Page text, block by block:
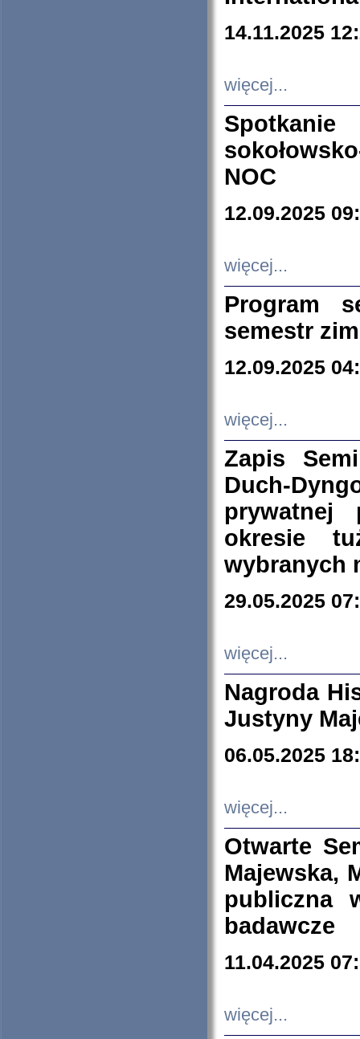
14.11.2025
więcej...
NOC
12.09.2025
więcej...
Program
semestr
12.09.2025
więcej...
Zapis
Duch-
prywatnej
okresie
wybranych
29.05.2025
więcej...
Nagroda
Justyny
06.05.2025
więcej...
Otwarte
Majewska,
publiczna
badawcze
11.04.2025
więcej...